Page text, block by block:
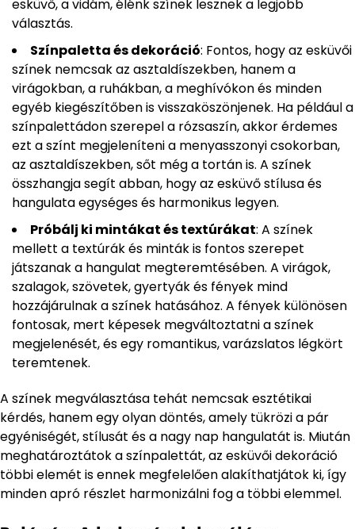
esküvő, a vidám, élénk színek lesznek a legjobb
választás.
Színpaletta és dekoráció: Fontos, hogy az esküvői
színek nemcsak az asztaldíszekben, hanem a
virágokban, a ruhákban, a meghívókon és minden
egyéb kiegészítőben is visszaköszönjenek. Ha például a
színpalettádon szerepel a rózsaszín, akkor érdemes
ezt a színt megjeleníteni a menyasszonyi csokorban,
az asztaldíszekben, sőt még a tortán is. A színek
összhangja segít abban, hogy az esküvő stílusa és
hangulata egységes és harmonikus legyen.
Próbálj ki mintákat és textúrákat: A színek
mellett a textúrák és minták is fontos szerepet
játszanak a hangulat megteremtésében. A virágok,
szalagok, szövetek, gyertyák és fények mind
hozzájárulnak a színek hatásához. A fények különösen
fontosak, mert képesek megváltoztatni a színek
megjelenését, és egy romantikus, varázslatos légkört
teremtenek.
A színek megválasztása tehát nemcsak esztétikai
kérdés, hanem egy olyan döntés, amely tükrözi a pár
egyéniségét, stílusát és a nagy nap hangulatát is. Miután
meghatároztátok a színpalettát, az esküvői dekoráció
többi elemét is ennek megfelelően alakíthatjátok ki, így
minden apró részlet harmonizálni fog a többi elemmel.